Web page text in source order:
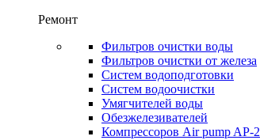
Ремонт
Фильтров очистки воды
Фильтров очистки от железа
Систем водоподготовки
Систем водоочистки
Умягчителей воды
Обезжелезивателей
Компрессоров Air pump AP-2